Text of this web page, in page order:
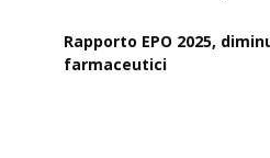
Rapporto EPO 2025,
farmaceutici